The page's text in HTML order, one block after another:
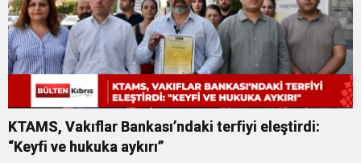
KTAMS, Vakıflar Bankası’ndaki terfiyi eleştirdi:
“Keyfi ve hukuka aykırı”